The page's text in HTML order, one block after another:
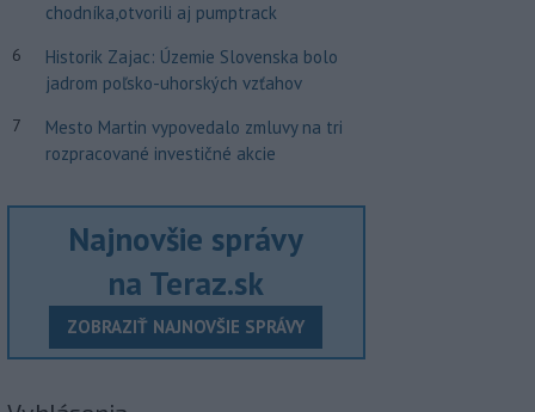
chodníka,otvorili aj pumptrack
6
Historik Zajac: Územie Slovenska bolo
jadrom poľsko-uhorských vzťahov
7
Mesto Martin vypovedalo zmluvy na tri
rozpracované investičné akcie
Najnovšie správy
na Teraz.sk
ZOBRAZIŤ NAJNOVŠIE SPRÁVY